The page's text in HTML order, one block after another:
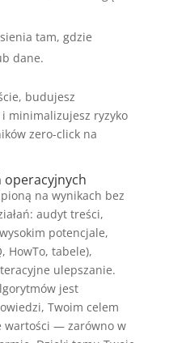
tam, gdzie
dane.
budujesz
minimalizujesz ryzyko
zero-click na
operacyjnych
na wynikach bez
audyt treści,
potencjale,
HowTo, tabele),
ulepszanie.
jest
Twoim celem
wartości — zarówno w